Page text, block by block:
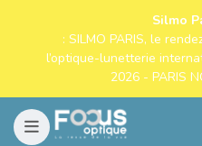
Silmo
: SILMO PARIS, le
l’optique-lunetterie
2026 - PARIS